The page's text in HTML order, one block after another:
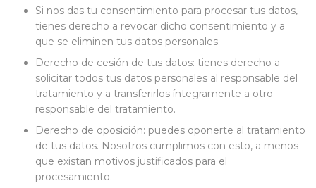
Si nos das tu consentimiento para procesar tus datos,
tienes derecho a revocar dicho consentimiento y a
que se eliminen tus datos personales.
Derecho de cesión de tus datos: tienes derecho a
solicitar todos tus datos personales al responsable del
tratamiento y a transferirlos íntegramente a otro
responsable del tratamiento.
Derecho de oposición: puedes oponerte al tratamiento
de tus datos. Nosotros cumplimos con esto, a menos
que existan motivos justificados para el
procesamiento.